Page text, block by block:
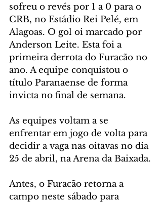
sofreu o revés por 1 a 0 para o
CRB, no Estádio Rei Pelé, em
Alagoas. O gol oi marcado por
Anderson Leite. Esta foi a
primeira derrota do Furacão no
ano. A equipe conquistou o
título Paranaense de forma
invicta no final de semana.
As equipes voltam a se
enfrentar em jogo de volta para
decidir a vaga nas oitavas no dia
25 de abril, na Arena da Baixada.
Antes, o Furacão retorna a
campo neste sábado para